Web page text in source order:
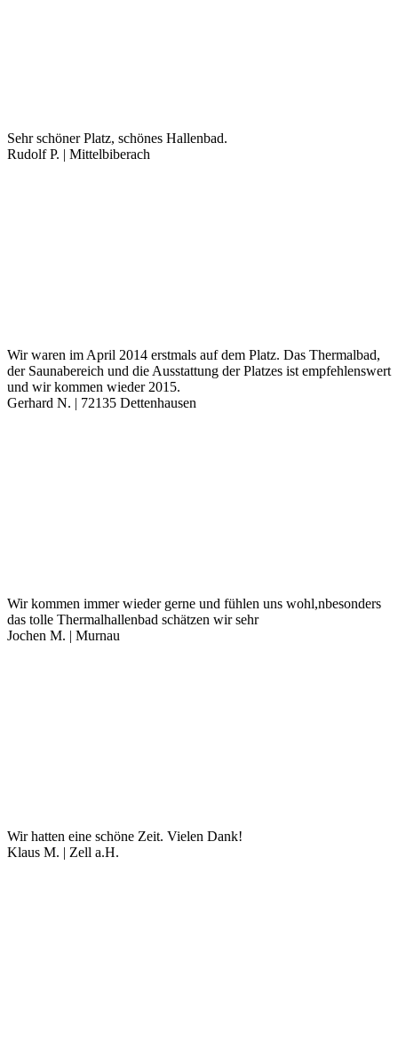
Sehr schöner Platz, schönes Hallenbad.
Rudolf P. | Mittelbiberach
Wir waren im April 2014 erstmals auf dem Platz. Das Thermalbad,
der Saunabereich und die Ausstattung der Platzes ist empfehlenswert
und wir kommen wieder 2015.
Gerhard N. | 72135 Dettenhausen
Wir kommen immer wieder gerne und fühlen uns wohl,nbesonders
das tolle Thermalhallenbad schätzen wir sehr
Jochen M. | Murnau
Wir hatten eine schöne Zeit. Vielen Dank!
Klaus M. | Zell a.H.